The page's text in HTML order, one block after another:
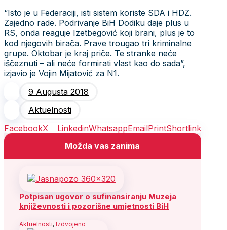
“Isto je u Federaciji, isti sistem koriste SDA i HDZ.
Zajedno rade. Podrivanje BiH Dodiku daje plus u
RS, onda reaguje Izetbegović koji brani, plus je to
kod njegovih birača. Prave trougao tri kriminalne
grupe. Oktobar je kraj priče. Te stranke neće
iščeznuti – ali neće formirati vlast kao do sada”,
izjavio je Vojin Mijatović za N1.
9 Augusta 2018
Aktuelnosti
FacebookX LinkedinWhatsappEmailPrintShortlink
Možda vas zanima
Potpisan ugovor o sufinansiranju Muzeja
književnosti i pozorišne umjetnosti BiH
Aktuelnosti, Izdvojeno